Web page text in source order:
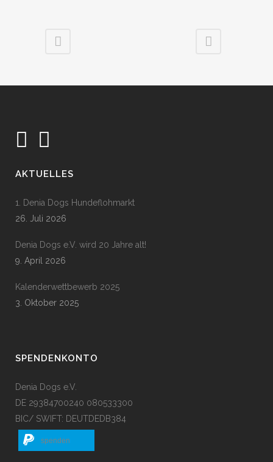
AKTUELLES
1. Denia Dogs Hundeflohmarkt
26. Juli 2026
Denia Dogs e.V. wird 20 Jahre alt!
9. April 2026
Kalenderwettbewerb 2025
3. Oktober 2025
SPENDENKONTO
Denia Dogs e.V.
DE 29384700240 080533300
BIC/ SWIFT: DEUTDEDB384
spenden